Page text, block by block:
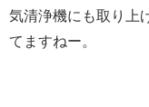
気清浄機にも取り上
てますねー。